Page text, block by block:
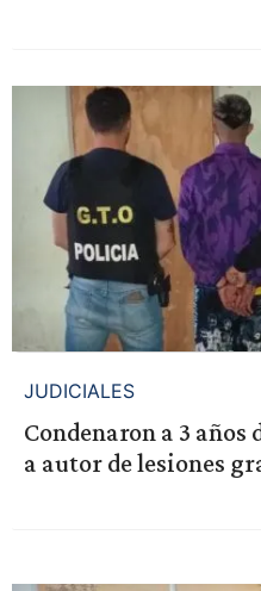
JUDICIALES
Condenaron a 3 años
a autor de lesiones